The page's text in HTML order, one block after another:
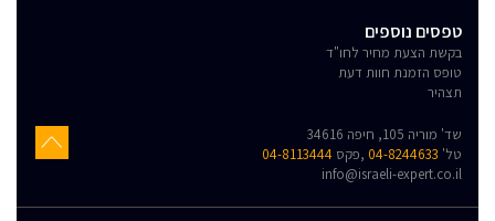
טפסים נוספים
בקשת הצעת מחיר לחו"ד
טופס הזמנת חוות דעת
תצהיר
שד' מוריה 105, חיפה 34616
טל' 04-8244633 ,פקס 04-8113444
info@israeli-expert.co.il